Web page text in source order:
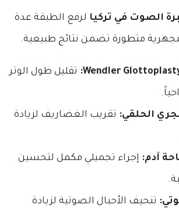
الصوت في تركيا لرفع الطبقة عدة
متطورة تضمن نتائج طبيعية.
تقليل طول الوتر
الحلقي: تقريب الغضاريف لزيادة
آدم: إجراء تجميلي مكمل لتحسين
تنحيف الأحبال الصوتية لزيادة